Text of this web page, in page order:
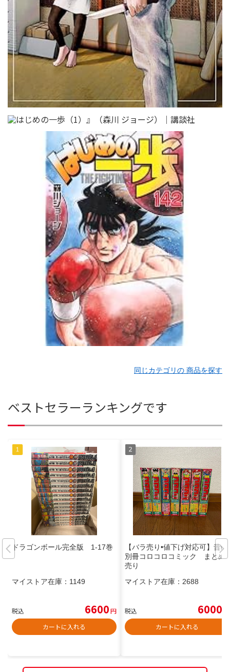
同じカテゴリの 商品を探す
ベストセラーランキングです
ドラゴンボール完全版 1-17巻
マイストア在庫： 1149
税込 6600円
カートに入れる
【バラ売り•値下げ対応可】昔の
別冊コロコロコミック まとめ
売り
マイストア在庫： 2688
税込 6000
カートに入れる